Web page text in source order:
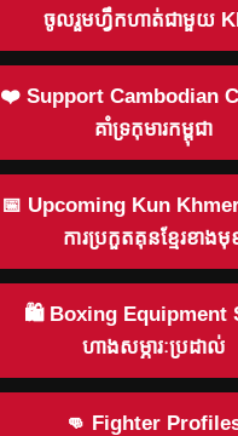
ចូលរួមហ្វឹកហាត់ជាមួយ
❤️ Support Cambodian
គាំទ្រកុមារកម្ពុជា
📅 Upcoming Kun
ការប្រកួតគុនខ្មែរខាងមុ
🛍 Boxing Equipment
ហាងសម្ភារៈប្រដាល់
👊 Fighter